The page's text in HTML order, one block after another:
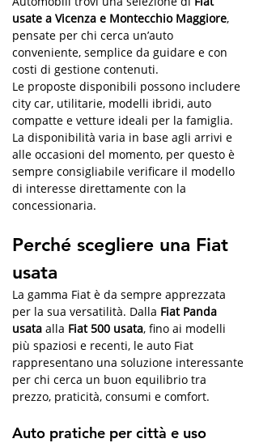
usate a Vicenza e Montecchio Maggiore,
pensate per chi cerca un’auto
conveniente, semplice da guidare e con
costi di gestione contenuti.
Le proposte disponibili possono includere
city car, utilitarie, modelli ibridi, auto
compatte e vetture ideali per la famiglia.
La disponibilità varia in base agli arrivi e
alle occasioni del momento, per questo è
sempre consigliabile verificare il modello
di interesse direttamente con la
concessionaria.
Perché scegliere una Fiat
usata
La gamma Fiat è da sempre apprezzata
per la sua versatilità. Dalla Fiat Panda
usata alla Fiat 500 usata, fino ai modelli
più spaziosi e recenti, le auto Fiat
rappresentano una soluzione interessante
per chi cerca un buon equilibrio tra
prezzo, praticità, consumi e comfort.
Auto pratiche per città e uso